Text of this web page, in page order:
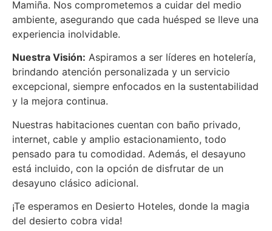
Mamiña. Nos comprometemos a cuidar del medio
ambiente, asegurando que cada huésped se lleve una
experiencia inolvidable.
Nuestra Visión: Aspiramos a ser líderes en hotelería,
brindando atención personalizada y un servicio
excepcional, siempre enfocados en la sustentabilidad
y la mejora continua.
Nuestras habitaciones cuentan con baño privado,
internet, cable y amplio estacionamiento, todo
pensado para tu comodidad. Además, el desayuno
está incluido, con la opción de disfrutar de un
desayuno clásico adicional.
¡Te esperamos en Desierto Hoteles, donde la magia
del desierto cobra vida!